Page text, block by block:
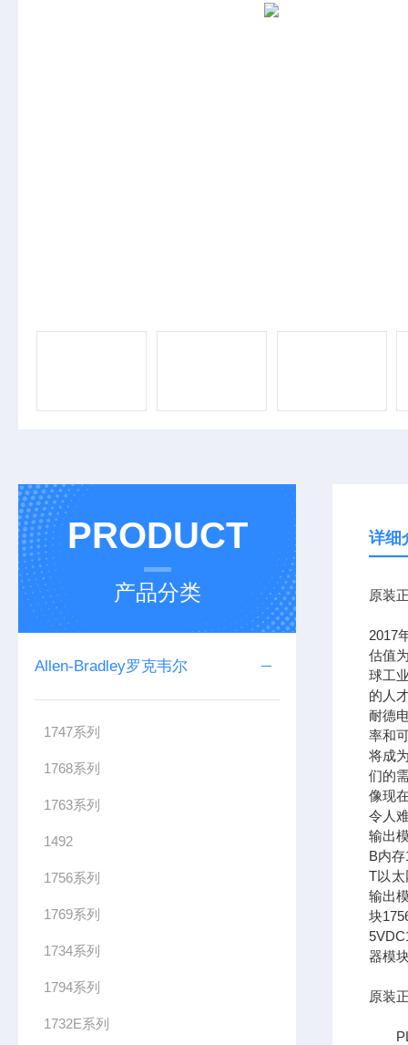
PRODUCT
产品分类
Allen-Bradley罗克韦尔
1747系列
1768系列
1763系列
1492
1756系列
1769系列
1734系列
1794系列
1732E系列
详细
原装
2017
估值
球工
的人
耐德
率和
将成
们的
像现
令人
输出
B内
T以太
输出
块
器模
原装
PLC